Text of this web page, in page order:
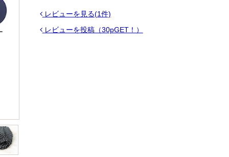
レビューを見る(1件)
レビューを投稿（30pGET！）